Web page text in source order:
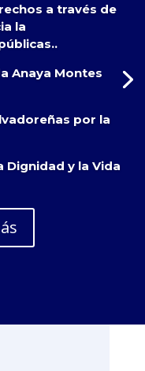
a través de
la
Anaya Montes
por la
Dignidad y la Vida